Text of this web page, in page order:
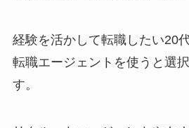
経験を活かして転職したい20
転職エージェントを使うと選
す。